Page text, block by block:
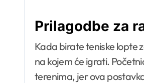
Prilagodbe za
Kada birate teniske lopte
na kojem će igrati.
terenima, jer ova